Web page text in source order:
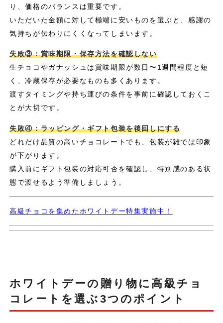
り、価格のバランスは重要です。
いただいた金額に対して極端に安いものを選ぶと、感謝の
気持ちが伝わりにくくなってしまいます。
失敗③：賞味期限・保存方法を確認しない
生チョコやガナッシュは賞味期限が数日〜1週間程度と短
く、冷蔵保存が必要なものも多くあります。
渡すタイミングや持ち運びの条件を事前に確認しておくこ
とが大切です。
失敗④：ラッピング・ギフト包装を後回しにする
どれだけ品質の高いチョコレートでも、包装が雑では印象
が下がります。
購入前にギフト包装の対応可否を確認し、特別感のある状
態で渡せるよう準備しましょう。
高級チョコを集めたホワイトデー特集実施中！
ホワイトデーの贈り物に高級チョ
コレートを選ぶ3つのポイント